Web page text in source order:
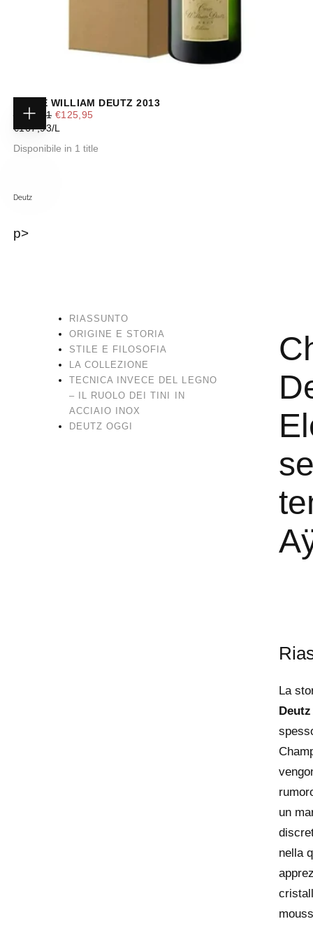
AGGIUNGI
AL
CUVEE WILLIAM DEUTZ 2013
PREZZO
REGOLARE
€145,21 PREZZO
MINIMO
€125,95
PREZZO
€167,93/L
Disponibile in 1 title
Deutz
p>
RIASSUNTO
ORIGINE E STORIA
STILE E FILOSOFIA
LA COLLEZIONE
TECNICA INVECE DEL LEGNO
– IL RUOLO DEI TINI IN
ACCIAIO INOX
DEUTZ OGGI
La
Deutz
un
nella